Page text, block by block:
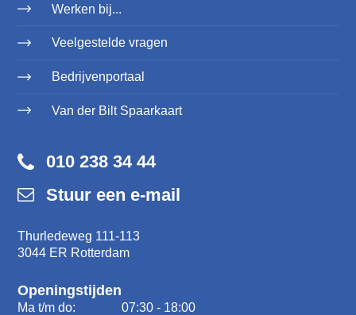
Werken bij...
Veelgestelde vragen
Bedrijvenportaal
Van der Bilt Spaarkaart
010 238 34 44
Stuur een e-mail
Thurledeweg 111-113
3044 ER Rotterdam
Openingstijden
Ma t/m do:
07:30 - 18:00